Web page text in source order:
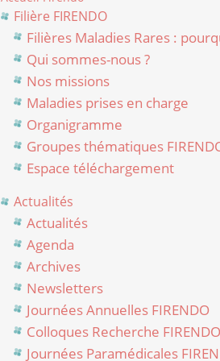
Filière FIRENDO
Filières Maladies Rares :
Qui sommes-nous ?
Nos missions
Maladies prises en charge
Organigramme
Groupes thématiques
Espace téléchargement
Actualités
Actualités
Agenda
Archives
Newsletters
Journées Annuelles FIRENDO
Colloques Recherche FIRENDO
Journées Paramédicales